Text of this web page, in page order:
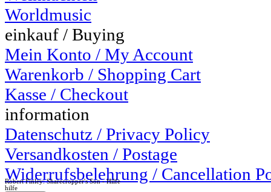
Worldmusic
einkauf / Buying
Mein Konto / My Account
Warenkorb / Shopping Cart
Kasse / Checkout
information
Datenschutz / Privacy Policy
Versandkosten / Postage
Widerrufsbelehrung / Cancellation
Robert Finley: Sharecropper's Son - Hilfe
hilfe